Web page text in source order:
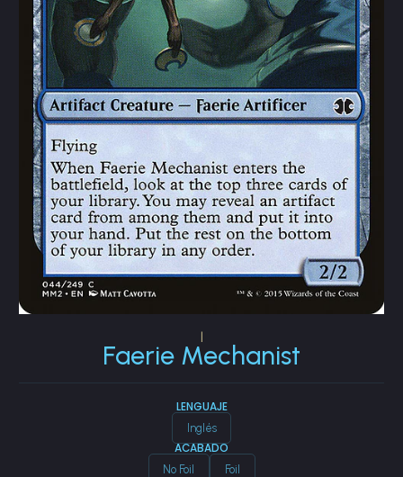
Faerie Mechanist
LENGUAJE
Inglés
ACABADO
No Foil Foil